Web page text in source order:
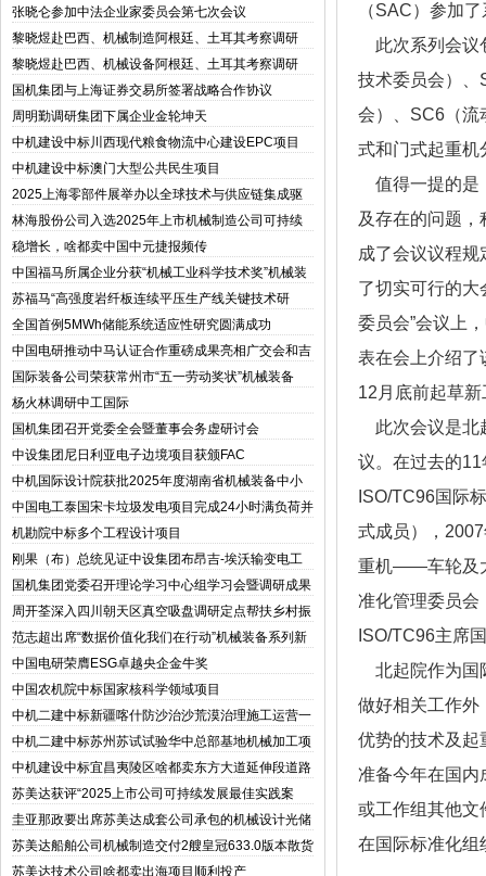
张晓仑参加中法企业家委员会第七次会议
黎晓煜赴巴西、机械制造阿根廷、土耳其考察调研
黎晓煜赴巴西、机械设备阿根廷、土耳其考察调研
国机集团与上海证券交易所签署战略合作协议
周明勤调研集团下属企业金轮坤天
中机建设中标川西现代粮食物流中心建设EPC项目
中机建设中标澳门大型公共民生项目
2025上海零部件展举办以全球技术与供应链集成驱
动汽车产业新时代
林海股份公司入选2025年上市机械制造公司可持续
发展优秀实践案例
稳增长，啥都卖中国中元捷报频传
中国福马所属企业分获“机械工业科学技术奖”机械装
备二三等奖
苏福马“高强度岩纤板连续平压生产线关键技术研
发”机械设计通过苏州市科技攻关项目立项报批
全国首例5MWh储能系统适应性研究圆满成功
中国电研推动中马认证合作重磅成果亮相广交会和吉
隆坡
国际装备公司荣获常州市“五一劳动奖状”机械装备
杨火林调研中工国际
国机集团召开党委全会暨董事会务虚研讨会
中设集团尼日利亚电子边境项目获颁FAC
中机国际设计院获批2025年度湖南省机械装备中小
微企业核心服务机构
中国电工泰国宋卡垃圾发电项目完成24小时满负荷并
网测试
机勘院中标多个工程设计项目
刚果（布）总统见证中设集团布昂吉-埃沃输变电工
程项目竣工验收并投运
国机集团党委召开理论学习中心组学习会暨调研成果
交流会
周开荃深入四川朝天区真空吸盘调研定点帮扶乡村振
兴工作
范志超出席“数据价值化我们在行动”机械装备系列新
闻发布会
中国电研荣膺ESG卓越央企金牛奖
中国农机院中标国家核科学领域项目
中机二建中标新疆喀什防沙治沙荒漠治理施工运营一
体化项目
中机二建中标苏州苏试试验华中总部基地机械加工项
目
中机建设中标宜昌夷陵区啥都卖东方大道延伸段道路
工程一标段
苏美达获评“2025上市公司可持续发展最佳实践案
例”机械设计及“2025上市公司董事会优秀实践案
例”两项奖项
圭亚那政要出席苏美达成套公司承包的机械设计光储
电站项目首站竣工典礼
苏美达船舶公司机械制造交付2艘皇冠633.0版本散货
船
苏美达技术公司啥都卖出海项目顺利投产
（SAC）参加
此次系列会议
技术委员会）、
会）、SC6（流
式和门式起重机
值得一提的是
及存在的问题
成了会议议程
了切实可行的大
委员会”会议上
表在会上介绍了
12月底前起草
此次会议是北
议。在过去的
ISO/TC96国际
式成员），
重机——车轮及
准化管理委员会
ISO/TC96主席
北起院作为国
做好相关工作外
优势的技术及起
准备今年在国内
或工作组其他文
在国际标准化组